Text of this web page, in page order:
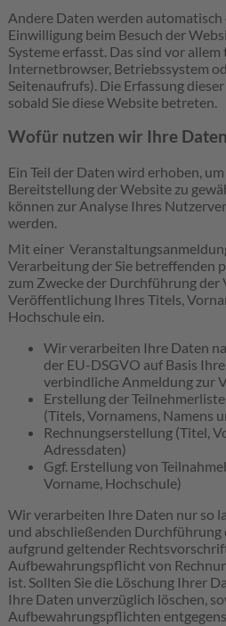
Andere Daten werden
Einwilligung beim Besuch der
Systeme erfasst. Das sind vor allem
Internetbrowser, Betriebssystem
Seitenaufrufs). Die Erfassung
sobald Sie diese Website betreten.
Wofür nutzen wir Ihre
Ein Teil der Daten wird erhoben,
Bereitstellung der Website zu
können zur Analyse Ihres
werden.
Mit einer
Verarbeitung der Sie betreffenden
zum Zwecke der Durchführung
Veröffentlichung Ihres Titels,
Hochschule ein.
Wir verarbeiten Ihre Daten
der EU-DSGVO auf Basis
verbindliche Anmeldung zur
Erstellung der
(Titels, Vornamens, Namens
Rechnungserstellung (Titel,
Adressdaten)
Ggf. Erstellung von
Vorname, Hochschule)
Wir verarbeiten Ihre Daten nur so
und abschließenden
aufgrund geltender
Aufbewahrungspflicht von
ist. Sollten Sie die Löschung Ihrer
Ihre Daten unverzüglich löschen,
Aufbewahrungspflichten